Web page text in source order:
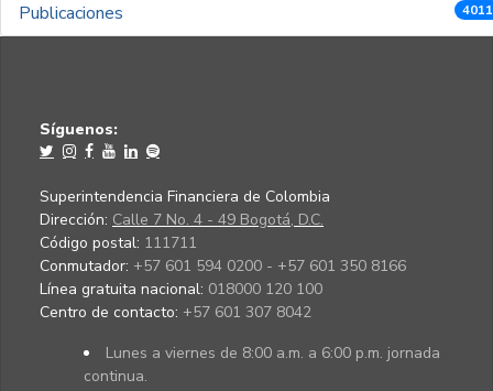
Publicaciones
Síguenos:
Superintendencia Financiera de Colombia
Dirección: Calle 7 No. 4 - 49 Bogotá, D.C.
Código postal: 111711
Conmutador: +57 601 594 0200 - +57 601 350 8166
Línea gratuita nacional: 018000 120 100
Centro de contacto: +57 601 307 8042
Lunes a viernes de 8:00 a.m. a 6:00 p.m. jornada
continua.